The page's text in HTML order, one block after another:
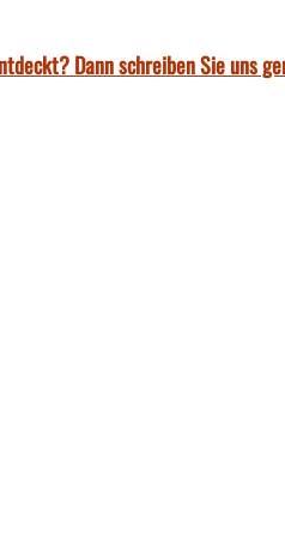
Dann schreiben Sie uns